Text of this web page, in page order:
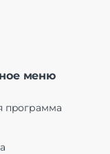
меню
программа